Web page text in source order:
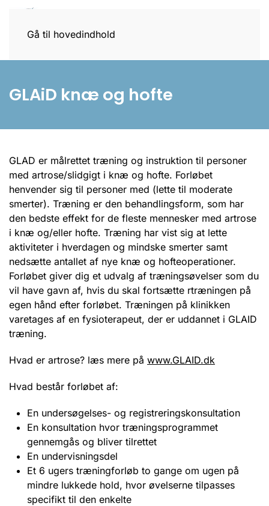
Gå til hovedindhold
GLAiD knæ og hofte
GLAD er målrettet træning og instruktion til personer
med artrose/slidgigt i knæ og hofte. Forløbet
henvender sig til personer med (lette til moderate
smerter). Træning er den behandlingsform, som har
den bedste effekt for de fleste mennesker med artrose
i knæ og/eller hofte. Træning har vist sig at lette
aktiviteter i hverdagen og mindske smerter samt
nedsætte antallet af nye knæ og hofteoperationer.
Forløbet giver dig et udvalg af træningsøvelser som du
vil have gavn af, hvis du skal fortsætte rtræningen på
egen hånd efter forløbet. Træningen på klinikken
varetages af en fysioterapeut, der er uddannet i GLAID
træning.
Hvad er artrose? læs mere på www.GLAID.dk
Hvad består forløbet af:
En undersøgelses- og registreringskonsultation
En konsultation hvor træningsprogrammet
gennemgås og bliver tilrettet
En undervisningsdel
Et 6 ugers træningforløb to gange om ugen på
mindre lukkede hold, hvor øvelserne tilpasses
specifikt til den enkelte